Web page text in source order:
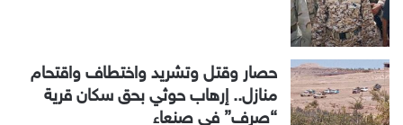
حصار وقتل وتشريد واختطاف واقتحام
منازل.. إرهاب حوثي بحق سكان قرية
“صرف” في صنعاء